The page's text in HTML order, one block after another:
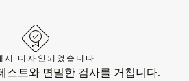
서 디자인되었습니다
스트와 면밀한 검사를 거칩니다.